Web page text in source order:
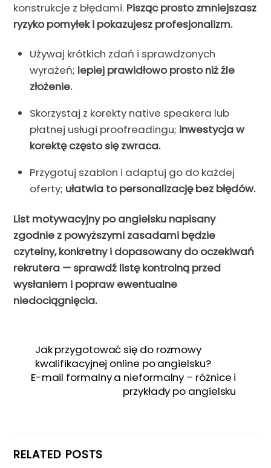
konstrukcje z błędami. Pisząc prosto zmniejszasz
ryzyko pomyłek i pokazujesz profesjonalizm.
Używaj krótkich zdań i sprawdzonych
wyrażeń; lepiej prawidłowo prosto niż źle
złożenie.
Skorzystaj z korekty native speakera lub
płatnej usługi proofreadingu; inwestycja w
korektę często się zwraca.
Przygotuj szablon i adaptuj go do każdej
oferty; ułatwia to personalizację bez błędów.
List motywacyjny po angielsku napisany
zgodnie z powyższymi zasadami będzie
czytelny, konkretny i dopasowany do oczekiwań
rekrutera — sprawdź listę kontrolną przed
wysłaniem i popraw ewentualne
niedociągnięcia.
Jak przygotować się do rozmowy
kwalifikacyjnej online po angielsku?
E-mail formalny a nieformalny – różnice i
przykłady po angielsku
RELATED POSTS